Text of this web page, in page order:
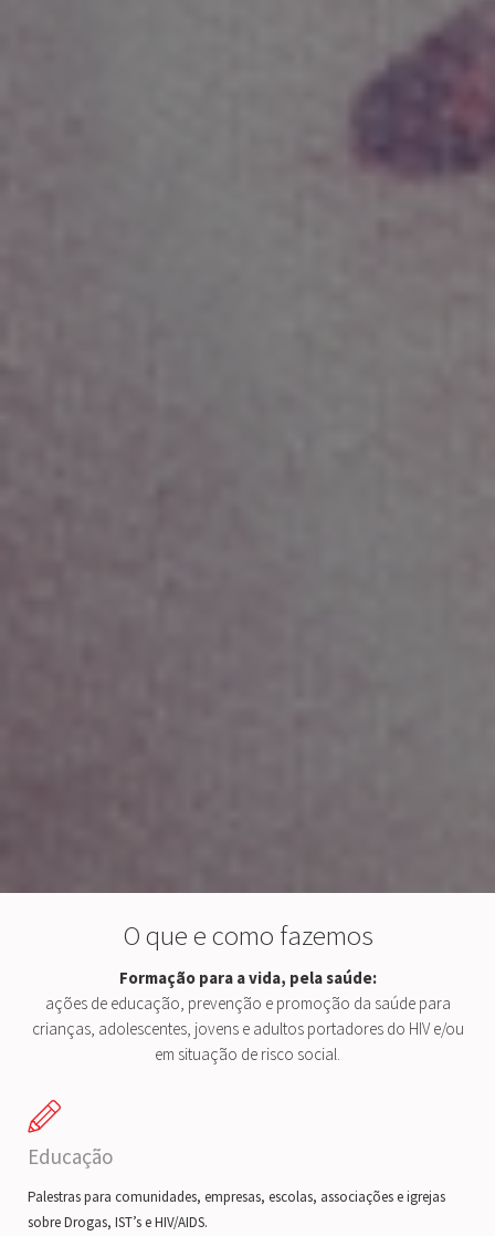
O que e como fazemos
Formação para a vida, pela saúde:
ações de educação, prevenção e promoção da saúde para
crianças, adolescentes, jovens e adultos portadores do HIV e/ou
em situação de risco social.
Educação
Palestras para comunidades, empresas, escolas, associações e igrejas
sobre Drogas, IST’s e HIV/AIDS.